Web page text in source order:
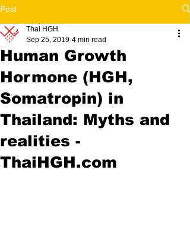
Post
Human Growth
Hormone (HGH,
Somatropin) in
Thailand: Myths and
realities -
ThaiHGH.com
Thai HGH
Sep 25, 2019 4 min read